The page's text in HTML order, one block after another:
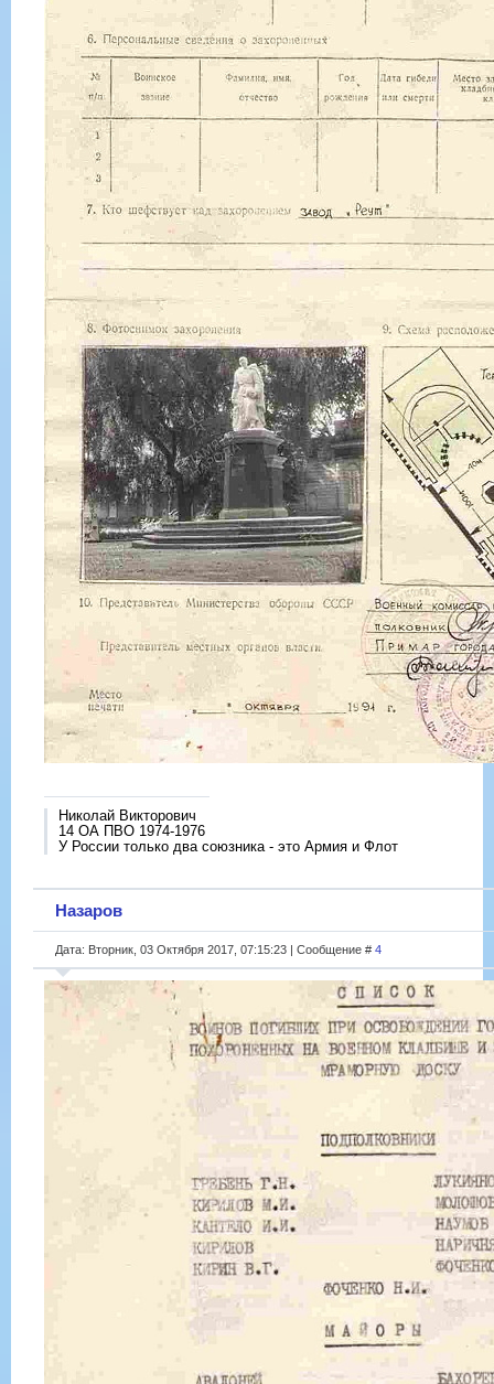
Николай Викторович
14 ОА ПВО 1974-1976
У России только два союзника - это Армия и Флот
Назаров
Дата: Вторник, 03 Октября 2017, 07:15:23 | Сообщение # 4